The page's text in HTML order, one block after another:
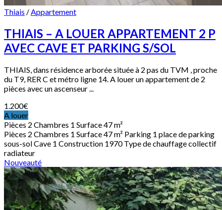
Thiais /Appartement
THIAIS – A LOUER APPARTEMENT 2 P
AVEC CAVE ET PARKING S/SOL
THIAIS, dans résidence arborée située à 2 pas du TVM , proche
du T9, RER C et métro ligne 14. A louer un appartement de 2
pièces avec un ascenseur ...
1.200€
A louer
Pièces 2 Chambres 1 Surface47 m²
Pièces 2 Chambres 1 Surface47 m² Parking 1 place de parking
sous-solCave 1 Construction 1970 Type de chauffagecollectif
radiateur
Nouveauté